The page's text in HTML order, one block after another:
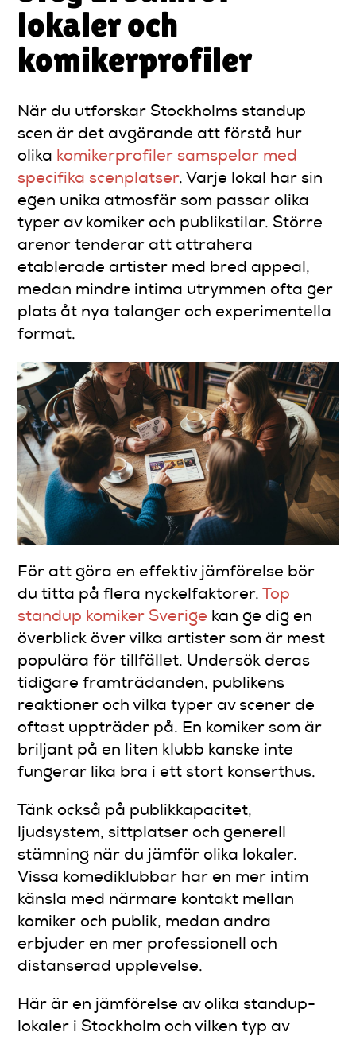
lokaler och
komikerprofiler
När du utforskar Stockholms standup
scen är det avgörande att förstå hur
olika komikerprofiler samspelar med
specifika scenplatser. Varje lokal har sin
egen unika atmosfär som passar olika
typer av komiker och publikstilar. Större
arenor tenderar att attrahera
etablerade artister med bred appeal,
medan mindre intima utrymmen ofta ger
plats åt nya talanger och experimentella
format.
För att göra en effektiv jämförelse bör
du titta på flera nyckelfaktorer.Top
standup komiker Sverige kan ge dig en
överblick över vilka artister som är mest
populära för tillfället. Undersök deras
tidigare framträdanden, publikens
reaktioner och vilka typer av scener de
oftast uppträder på. En komiker som är
briljant på en liten klubb kanske inte
fungerar lika bra i ett stort konserthus.
Tänk också på publikkapacitet,
ljudsystem, sittplatser och generell
stämning när du jämför olika lokaler.
Vissa komediklubbar har en mer intim
känsla med närmare kontakt mellan
komiker och publik, medan andra
erbjuder en mer professionell och
distanserad upplevelse.
Här är en jämförelse av olika standup-
lokaler i Stockholm och vilken typ av